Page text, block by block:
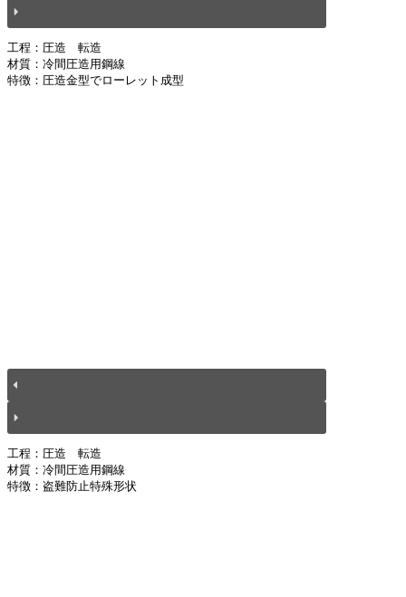
工程：圧造　転造
材質：冷間圧造用鋼線
特徴：圧造金型でローレット成型
工程：圧造　転造
材質：冷間圧造用鋼線
特徴：盗難防止特殊形状